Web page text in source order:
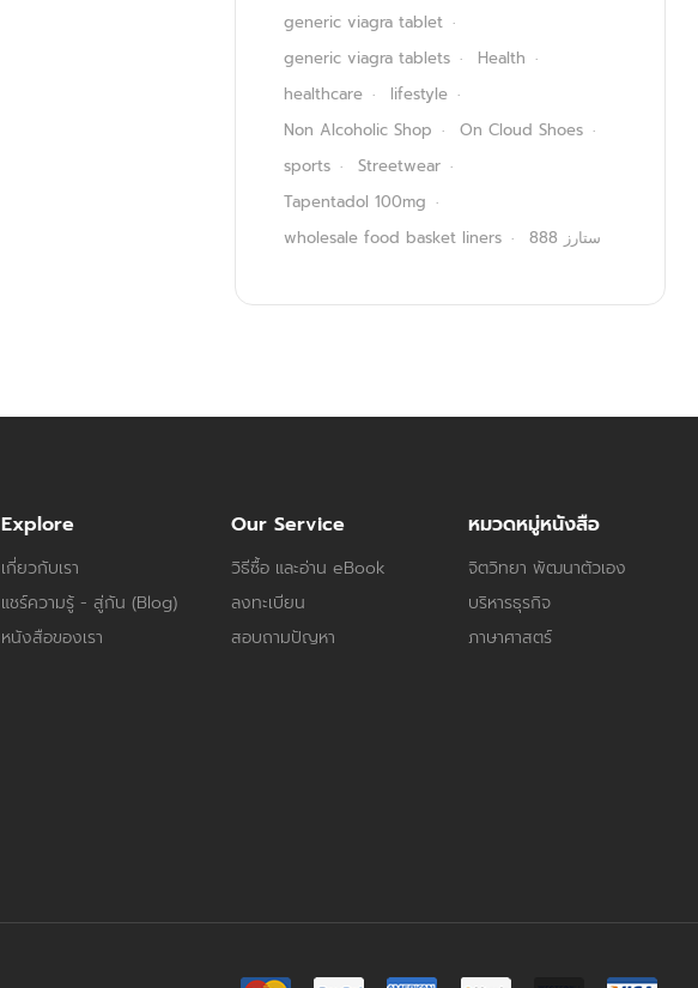
generic viagra tablet
generic viagra tablets
Health
healthcare
lifestyle
Non Alcoholic Shop
On Cloud Shoes
sports
Streetwear
Tapentadol 100mg
wholesale food basket liners
ستارز 888
Explore
เกี่ยวกับเรา
แชร์ความรู้ - สู่กัน (Blog)
หนังสือของเรา
Our Service
วิธีซื้อ และอ่าน eBook
ลงทะเบียน
สอบถามปัญหา
หมวดหมู่หนังสือ
จิตวิทยา พัฒนาตัวเอง
บริหารธุรกิจ
ภาษาศาสตร์